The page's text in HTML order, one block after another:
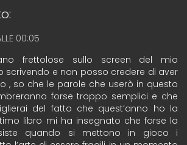
00:05
frettolose sullo screen del mio
scrivendo e non posso credere di aver
, so che le parole che userò in questo
forse troppo semplici e che
del fatto che quest’anno ho la
libro mi ha insegnato che forse la
quando si mettono in gioco i